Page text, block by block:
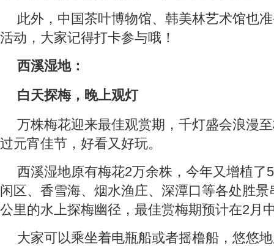
此外，中国茶叶博物馆、韩美林艺术馆也
活动，大家记得打卡参与哦！
西溪湿地：
白天探梅，晚上观灯
万株梅花迎来最佳观赏期，千灯盛会浪漫
过元宵佳节，好看又好玩。
西溪湿地原有梅花2万余株，今年又增植了
闲区、香雪海、烟水渔庄、深潭口等各处胜
公里的水上探梅幽径，最佳赏梅期预计在2月
大家可以乘坐着电瓶船或者摇橹船，悠悠